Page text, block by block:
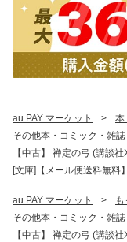
au PAY マーケット > 本
その他本・コミック・雑誌
【中古】 禅定の弓 (講談
[文庫]【メール便送料無料】
au PAY マーケット >
その他本・コミック・雑誌
【中古】 禅定の弓 (講談